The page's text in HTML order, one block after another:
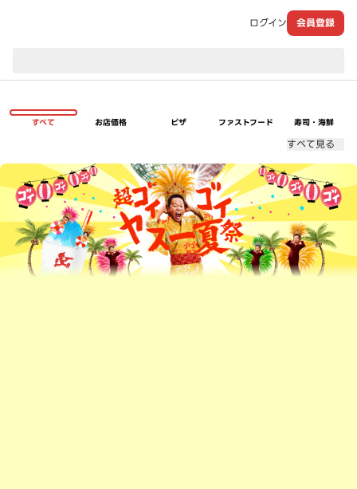
ログイン 会員登録
すべて お店価格 ピザ ファストフード 寿司・海鮮
すべて見る
超ゴイゴイヤスー夏祭